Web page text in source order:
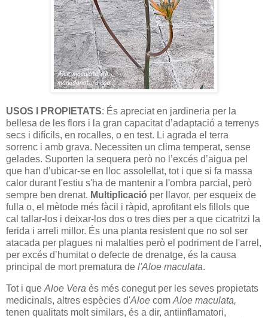
USOS I PROPIETATS: És apreciat en jardineria per la
bellesa de les flors i la gran capacitat d’adaptació a terrenys
secs i difícils, en rocalles, o en test. Li agrada el terra
sorrenc i amb grava. Necessiten un clima temperat, sense
gelades. Suporten la sequera però no l’excés d’aigua pel
que han d’ubicar-se en lloc assolellat, tot i que si fa massa
calor durant l'estiu s'ha de mantenir a l'ombra parcial, però
sempre ben drenat. Multiplicació per llavor, per esqueix de
fulla o, el mètode més fàcil i ràpid, aprofitant els fillols que
cal tallar-los i deixar-los dos o tres dies per a que cicatritzi la
ferida i arreli millor. És una planta resistent que no sol ser
atacada per plagues ni malalties però el podriment de l'arrel,
per excés d’humitat o defecte de drenatge, és la causa
principal de mort prematura de l'Aloe maculata.
Tot i que Aloe Vera és més conegut per les seves propietats
medicinals, altres espècies d'Aloe com Aloe maculata,
tenen qualitats molt similars, és a dir, antiinflamatori,